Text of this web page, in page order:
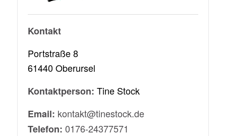
Kontakt
Portstraße 8
61440 Oberursel
Kontaktperson: Tine Stock
Email: kontakt@tinestock.de
Telefon: 0176-24377571